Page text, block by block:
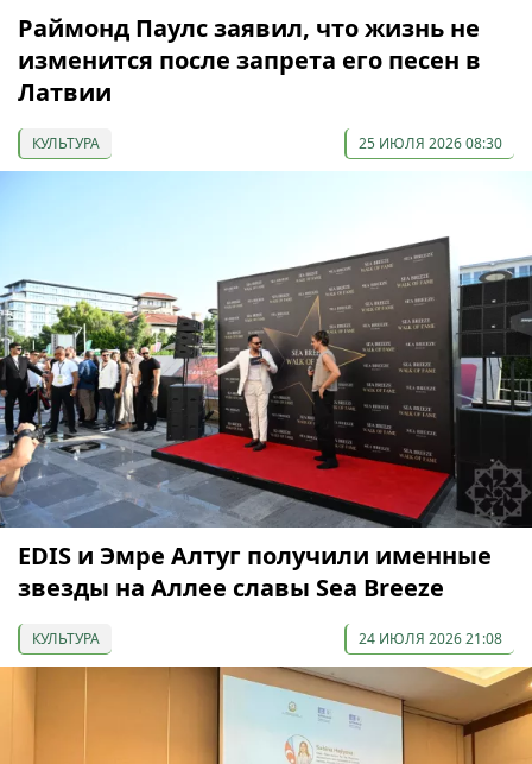
Раймонд Паулс заявил, что жизнь не
изменится после запрета его песен в
Латвии
КУЛЬТУРА 25 ИЮЛЯ 2026 08:30
EDIS и Эмре Алтуг получили именные
звезды на Аллее славы Sea Breeze
КУЛЬТУРА 24 ИЮЛЯ 2026 21:08